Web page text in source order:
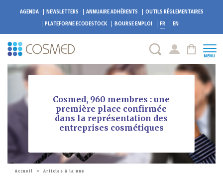
AGENDA NEWSLETTERS ANNUAIRE ADHÉRENTS
OUTILS RÉGLEMENTAIRES
PLATEFORME ECODESTOCK BOURSE EMPLOI FR EN
MENU
Cosmed, 960 membres : une
première place confirmée
dans la représentation des
entreprises cosmétiques
Accueil > Articles à la une